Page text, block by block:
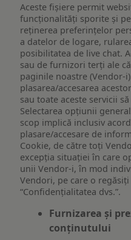
Aceste fișiere permit
funcționalități sporite și
reţinerea preferinţelor
a datelor de logare,
posibilitatea de live chat.
sau de furnizori terți ale
paginile noastre (Vendor-
plasarea/accesarea
sau toate aceste servicii
Selectarea opțiunii
scop implică inclusiv
plasare/accesare de
Cookie, de către toți
excepția situației în care
unii Vendor-i, în mod
Vendori, pe care o
“Confidențialitatea dvs.”.
Furnizarea și
conținutului